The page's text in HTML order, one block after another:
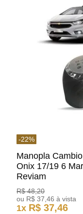
-22%
Manopla
Onix 17/19 6
Reviam
R$ 48,20
ou R$ 37 ,46 à vista
1x R$ 37,46